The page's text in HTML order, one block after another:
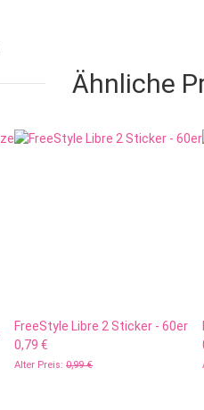
Ähnliche
FreeStyle Libre 2 Sticker - 60er
0,79 €
Alter Preis: 0,99 €